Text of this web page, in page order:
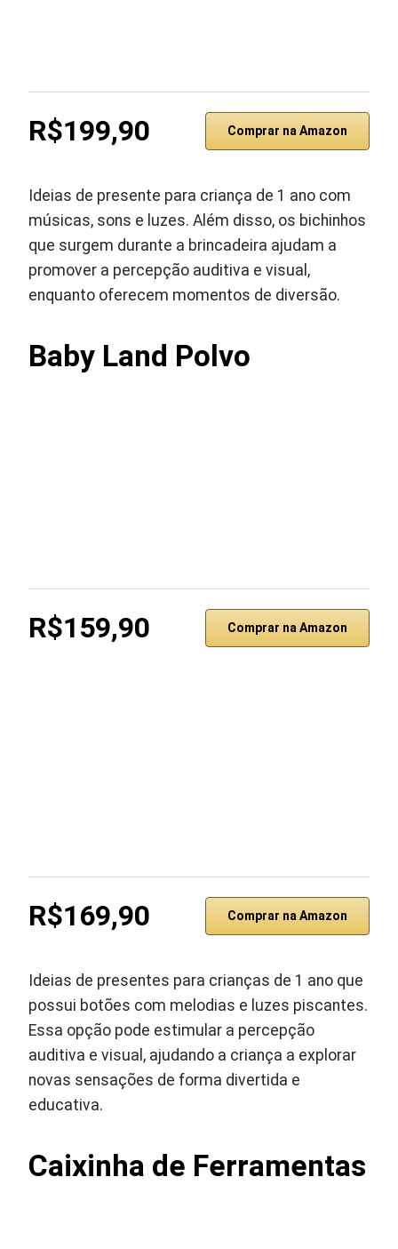
R$199,90 Comprar na Amazon
Ideias de presente para criança de 1 ano com
músicas, sons e luzes. Além disso, os bichinhos
que surgem durante a brincadeira ajudam a
promover a percepção auditiva e visual,
enquanto oferecem momentos de diversão.
Baby Land Polvo
R$159,90 Comprar na Amazon
R$169,90 Comprar na Amazon
Ideias de presentes para crianças de 1 ano que
possui botões com melodias e luzes piscantes.
Essa opção pode estimular a percepção
auditiva e visual, ajudando a criança a explorar
novas sensações de forma divertida e
educativa.
Caixinha de Ferramentas